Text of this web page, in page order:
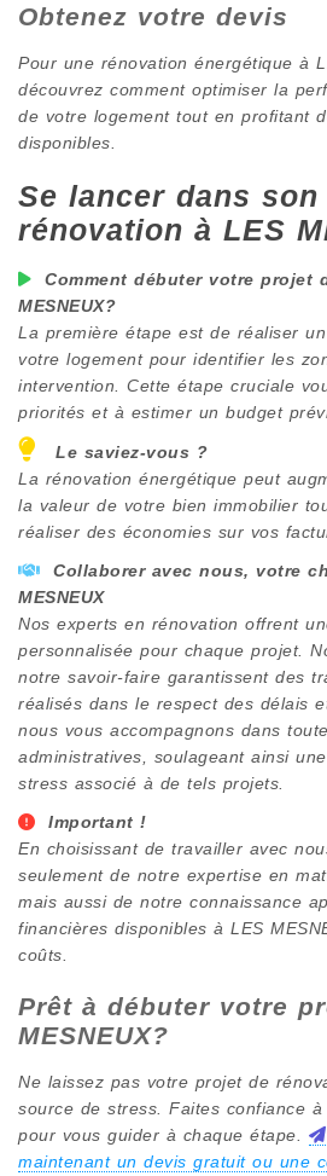
Obtenez votre devis
Pour une rénovation énergétique à
découvrez comment optimiser la
de votre logement tout en profitant
disponibles.
Se lancer dans
rénovation à LES
Comment débuter votre projet
MESNEUX?
La première étape est de réaliser
votre logement pour identifier les
intervention. Cette étape cruciale
priorités et à estimer un budget
Le saviez-vous ?
La rénovation énergétique peut
la valeur de votre bien immobilier
réaliser des économies sur vos
Collaborer avec nous, votre
MESNEUX
Nos experts en rénovation offrent
personnalisée pour chaque projet.
notre savoir-faire garantissent des
réalisés dans le respect des délais
nous vous accompagnons dans
administratives, soulageant ainsi
stress associé à de tels projets.
Important !
En choisissant de travailler avec
seulement de notre expertise en
mais aussi de notre connaissance
financières disponibles à LES
coûts.
Prêt à débuter votre
MESNEUX?
Ne laissez pas votre projet de
source de stress. Faites confiance à
pour vous guider à chaque étape.
maintenant un devis gratuit ou une